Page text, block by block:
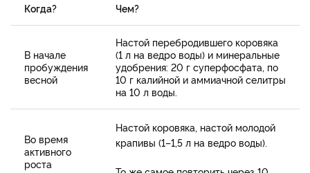
Когда? Чем?
В начале
пробуждения
весной
Настой перебродившего коровяка
(1 л на ведро воды) и минеральные
удобрения: 20 г суперфосфата, по
10 г калийной и аммиачной селитры
на 10 л воды.
Во время
активного
роста
Настой коровяка, настой молодой
крапивы (1–1,5 л на ведро воды).